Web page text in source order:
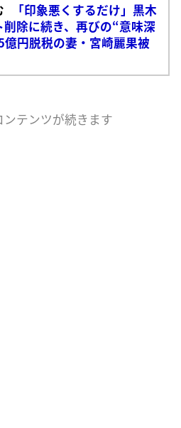
「印象悪くするだけ」黒木
除に続き、再びの“意味深
円脱税の妻・宮崎麗果被
テンツが続きます